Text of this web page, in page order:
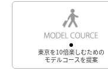
東京を10倍楽しむための
モデルコースを提案